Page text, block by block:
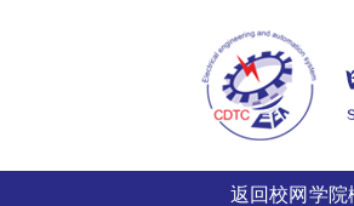
返回校网 学院